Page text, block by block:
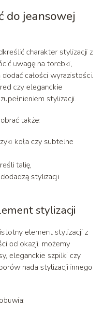
do jeansowej
charakter stylizacji z
uwagę na torebki,
całości wyrazistości.
czy eleganckie
stylizacji.
także:
koła czy subtelne
talię,
stylizacji
stylizacji
element stylizacji z
od okazji, możemy
eleganckie szpilki czy
nada stylizacji innego